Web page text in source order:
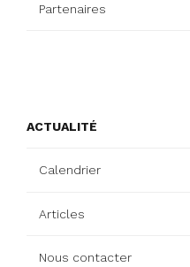
Partenaires
ACTUALITÉ
Calendrier
Articles
Nous contacter